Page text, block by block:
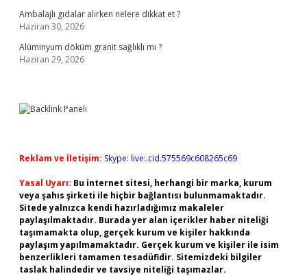
Ambalajlı gıdalar alırken nelere dikkat et ?
Haziran 30, 2026
Alüminyum döküm granit sağlıklı mı ?
Haziran 29, 2026
Reklam ve İletişim: Skype: live:.cid.575569c608265c69
Yasal Uyarı: Bu internet sitesi, herhangi bir marka, kurum
veya şahıs şirketi ile hiçbir bağlantısı bulunmamaktadır.
Sitede yalnızca kendi hazırladığımız makaleler
paylaşılmaktadır. Burada yer alan içerikler haber niteliği
taşımamakta olup, gerçek kurum ve kişiler hakkında
paylaşım yapılmamaktadır. Gerçek kurum ve kişiler ile isim
benzerlikleri tamamen tesadüfidir. Sitemizdeki bilgiler
taslak halindedir ve tavsiye niteliği taşımazlar.